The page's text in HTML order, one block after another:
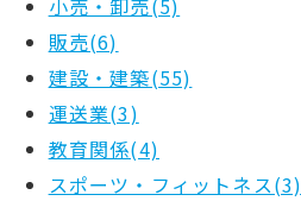
小売・卸売(5)
販売(6)
建設・建築(55)
運送業(3)
教育関係(4)
スポーツ・フィットネス(3)